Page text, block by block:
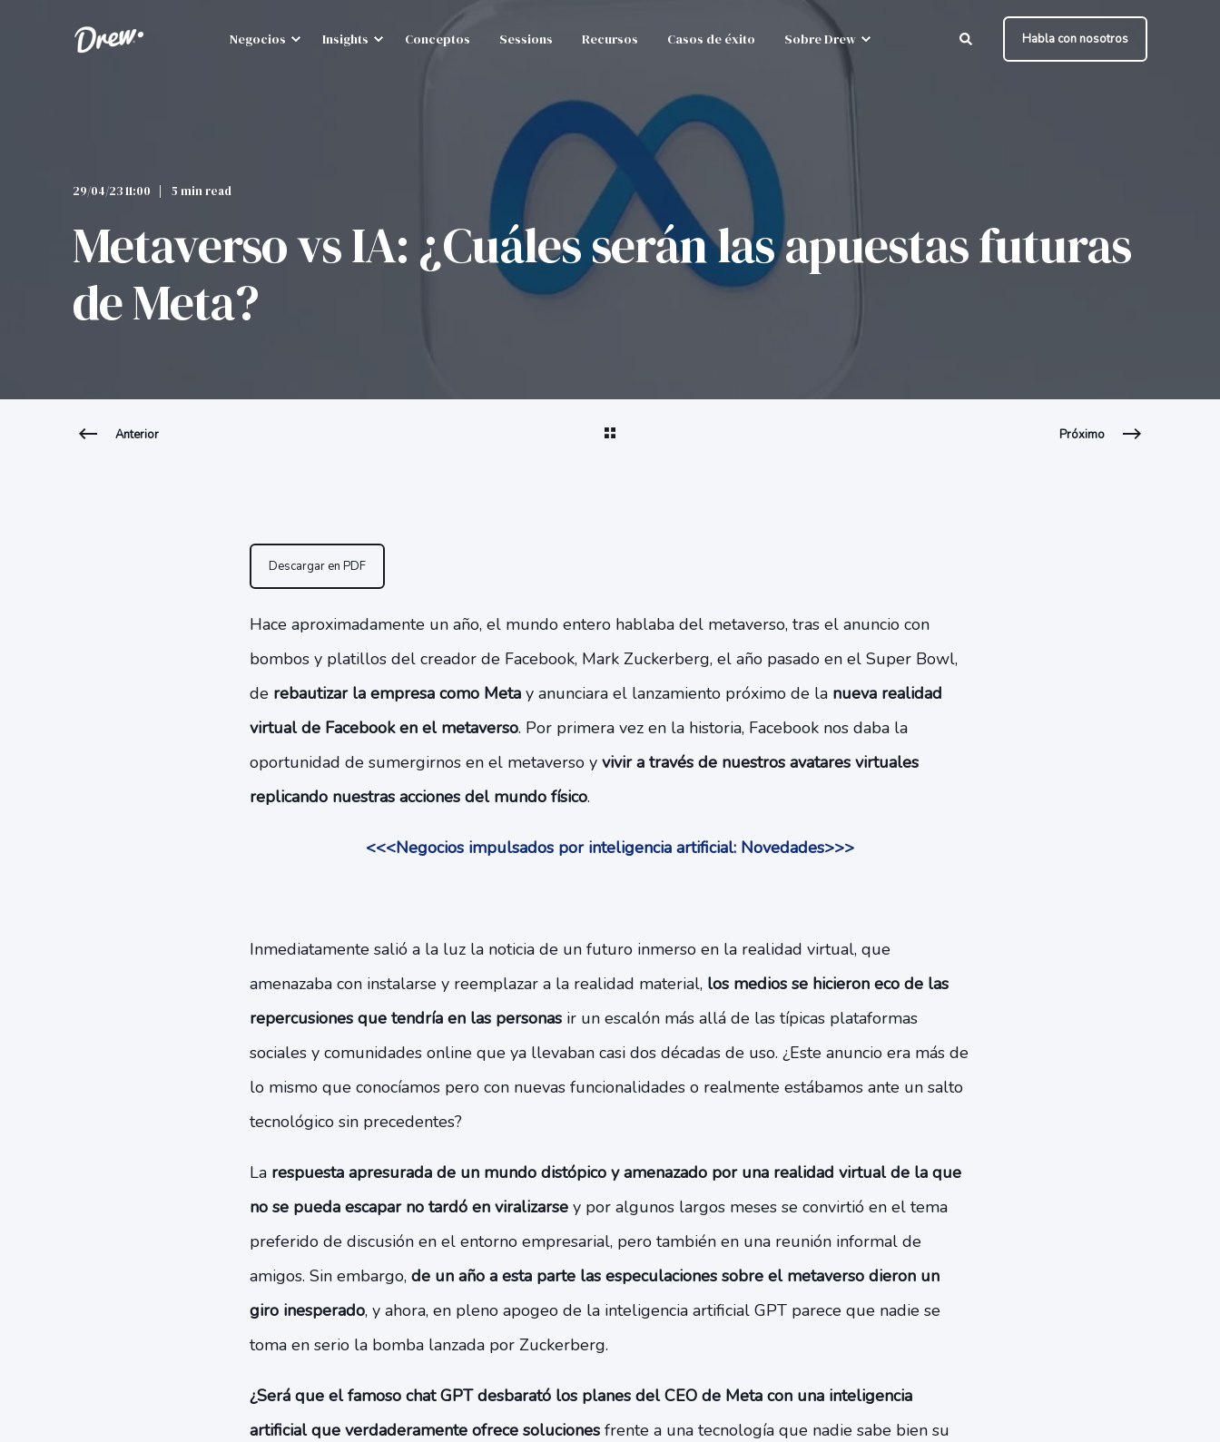
Negocios Insights Conceptos Sessions Recursos Casos de éxito Sobre Drew Habla con nosotros
29/04/23 11:00 5 min read
Metaverso vs IA: ¿Cuáles serán las apuestas futuras
de Meta?
Anterior Próximo
Descargar en PDF
Hace aproximadamente un año, el mundo entero hablaba del metaverso, tras el anuncio con
bombos y platillos del creador de Facebook, Mark Zuckerberg, el año pasado en el Super Bowl,
de rebautizar la empresa como Meta y anunciara el lanzamiento próximo de la nueva realidad
virtual de Facebook en el metaverso. Por primera vez en la historia, Facebook nos daba la
oportunidad de sumergirnos en el metaverso y vivir a través de nuestros avatares virtuales
replicando nuestras acciones del mundo físico.
<<<Negocios impulsados por inteligencia artificial: Novedades>>>
Inmediatamente salió a la luz la noticia de un futuro inmerso en la realidad virtual, que
amenazaba con instalarse y reemplazar a la realidad material, los medios se hicieron eco de las
repercusiones que tendría en las personas ir un escalón más allá de las típicas plataformas
sociales y comunidades online que ya llevaban casi dos décadas de uso. ¿Este anuncio era más de
lo mismo que conocíamos pero con nuevas funcionalidades o realmente estábamos ante un salto
tecnológico sin precedentes?
La respuesta apresurada de un mundo distópico y amenazado por una realidad virtual de la que
no se pueda escapar no tardó en viralizarsey por algunos largos meses se convirtió en el tema
preferido de discusión en el entorno empresarial, pero también en una reunión informal de
amigos. Sin embargo, de un año a esta parte las especulaciones sobre el metaverso dieron un
giro inesperado, y ahora, en pleno apogeo de la inteligencia artificial GPT parece que nadie se
toma en serio la bomba lanzada por Zuckerberg.
¿Será que el famoso chat GPT desbarató los planes del CEO de Meta con una inteligencia
artificial que verdaderamente ofrece solucionesfrente a una tecnología que nadie sabe bien su